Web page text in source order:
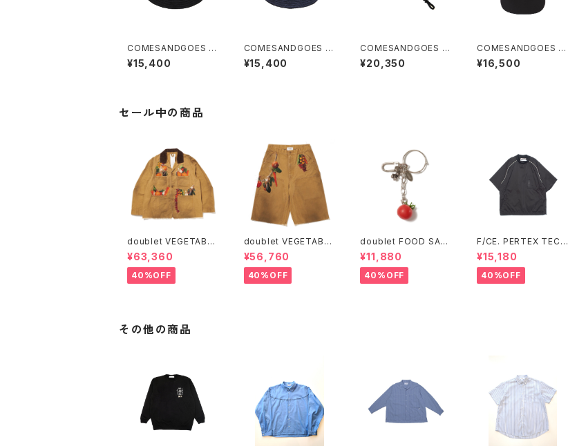
COMESANDGOES 和
紙 BALLOON HAT (B
lack)
¥15,400
COMESANDGOES 和
紙 BALLOON HAT (N
avy)
¥15,400
COMESANDGOES S
choeller ACTIVE BA
LLOON HAT あご紐付
¥20,350
COMESANDGOES G
OOD KID CAP
¥16,500
セール中の商品
doublet VEGETABLE
EMBROIDERY WORK
JACKET
¥63,360
40%OFF
doublet VEGETABLE
EMBROIDERY CUT-
OFF PANTS
¥56,760
40%OFF
doublet FOOD SAM
PLE KEY CHAIN TO
MATO (Silver)
¥11,880
40%OFF
F/CE. PERTEX TECH
RAGLAN TEE (Sax、
Black)
¥15,180
40%OFF
その他の商品